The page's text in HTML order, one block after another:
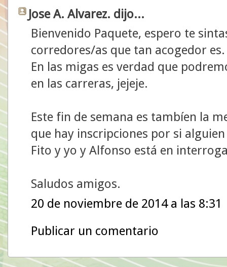
Jose A. Alvarez. dijo...
Bienvenido Paquete, espero te
corredores/as que tan acogedor es.
En las migas es verdad que
en las carreras, jejeje.
Este fin de semana es tambíen la
que hay inscripciones por si
Fito y yo y Alfonso está en
Saludos amigos.
20 de noviembre de 2014 a las 8:31
Publicar un comentario